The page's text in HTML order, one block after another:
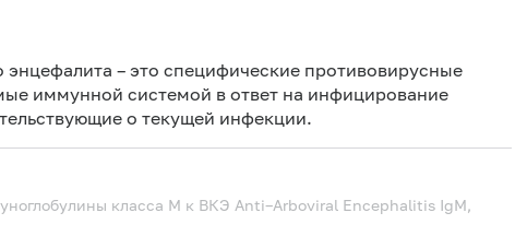
энцефалита – это специфические противовирусные
иммунной системой в ответ на инфицирование
о текущей инфекции.
класса M к ВКЭ Anti–Arboviral Encephalitis IgM,